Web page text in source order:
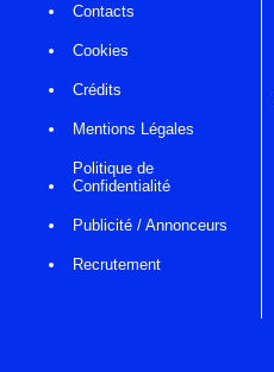
Contacts
Cookies
Crédits
Mentions Légales
Politique de
Confidentialité
Publicité / Annonceurs
Recrutement